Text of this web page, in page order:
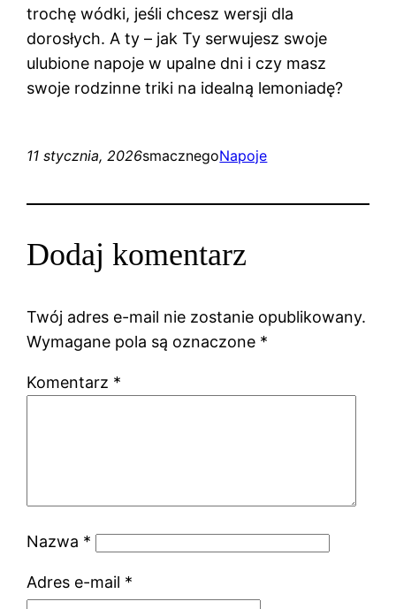
trochę wódki, jeśli chcesz wersji dla
dorosłych. A ty – jak Ty serwujesz swoje
ulubione napoje w upalne dni i czy masz
swoje rodzinne triki na idealną lemoniadę?
11 stycznia, 2026smacznegoNapoje
Dodaj komentarz
Twój adres e-mail nie zostanie opublikowany.
Wymagane pola są oznaczone *
Komentarz *
Nazwa *
Adres e-mail *